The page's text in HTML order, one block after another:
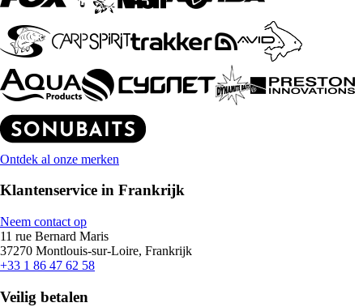
Ontdek al onze merken
Klantenservice in Frankrijk
Neem contact op
11 rue Bernard Maris
37270 Montlouis-sur-Loire, Frankrijk
+33 1 86 47 62 58
Veilig betalen